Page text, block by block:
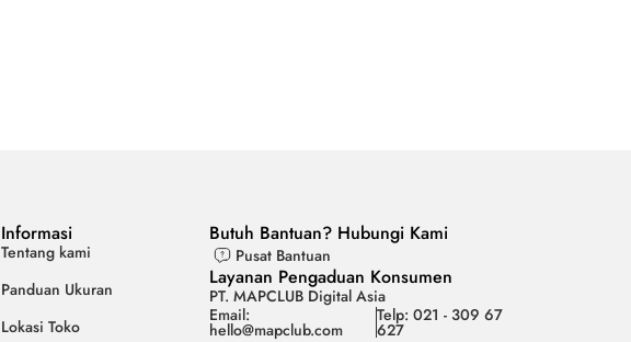
Informasi
Tentang kami
Panduan Ukuran
Lokasi Toko
Butuh Bantuan? Hubungi Kami
Pusat Bantuan
Layanan Pengaduan Konsumen
PT. MAPCLUB Digital Asia
Email:
hello@mapclub.com
Telp: 021 - 309 67
627